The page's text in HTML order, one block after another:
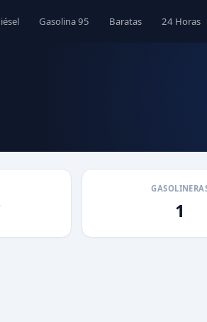
Gasolina 95 Baratas 24 Horas
1